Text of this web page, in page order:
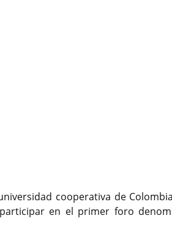
cooperativa de
en el primer foro